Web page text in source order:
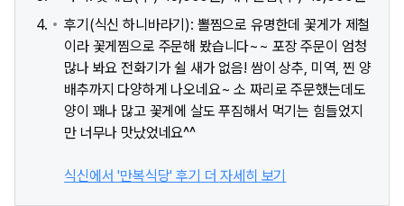
후기(식신 하니바라기): 뽈찜으로 유명한데 꽃게가 제철
이라 꽃게찜으로 주문해 봤습니다~~ 포장 주문이 엄청
많나 봐요 전화기가 쉴 새가 없음! 쌈이 상추, 미역, 찐 양
배추까지 다양하게 나오네요~ 소 짜리로 주문했는데도
양이 꽤나 많고 꽃게에 살도 푸짐해서 먹기는 힘들었지
만 너무나 맛났었네요^^
식신에서 '만복식당' 후기 더 자세히 보기